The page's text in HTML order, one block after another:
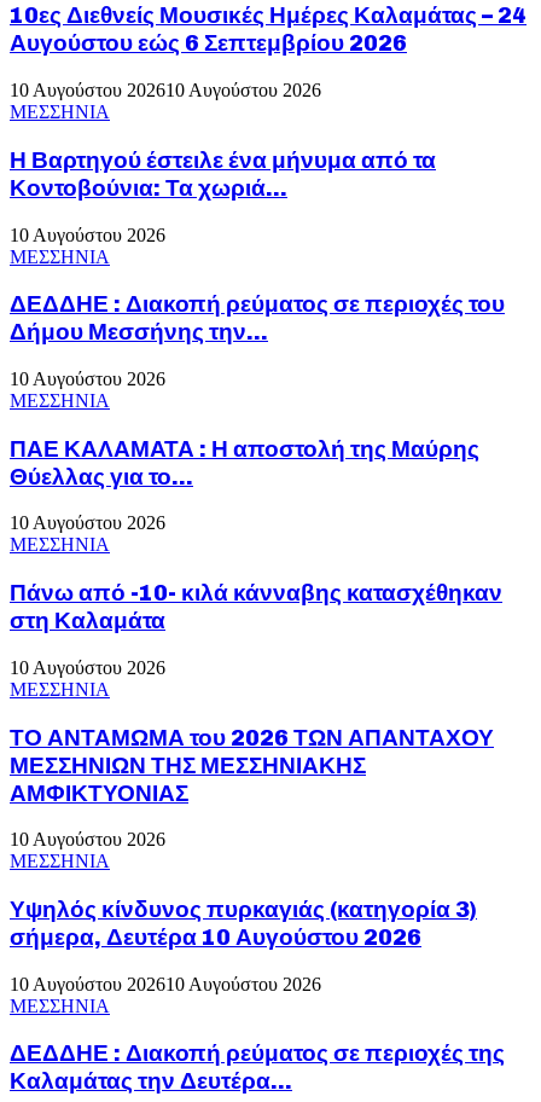
10ες Διεθνείς Μουσικές Ημέρες Καλαμάτας – 24
Αυγούστου εώς 6 Σεπτεμβρίου 2026
10 Αυγούστου 202610 Αυγούστου 2026
ΜΕΣΣΗΝΙΑ
Η Βαρτηγού έστειλε ένα μήνυμα από τα
Κοντοβούνια: Τα χωριά...
10 Αυγούστου 2026
ΜΕΣΣΗΝΙΑ
ΔΕΔΔΗΕ : Διακοπή ρεύματος σε περιοχές του
Δήμου Μεσσήνης την...
10 Αυγούστου 2026
ΜΕΣΣΗΝΙΑ
ΠΑΕ ΚΑΛΑΜΑΤΑ : Η αποστολή της Μαύρης
Θύελλας για το...
10 Αυγούστου 2026
ΜΕΣΣΗΝΙΑ
Πάνω από -10- κιλά κάνναβης κατασχέθηκαν
στη Καλαμάτα
10 Αυγούστου 2026
ΜΕΣΣΗΝΙΑ
ΤΟ ΑΝΤΑΜΩΜΑ του 2026 ΤΩΝ ΑΠΑΝΤΑΧΟΥ
ΜΕΣΣΗΝΙΩΝ ΤΗΣ ΜΕΣΣΗΝΙΑΚΗΣ
ΑΜΦΙΚΤΥΟΝΙΑΣ
10 Αυγούστου 2026
ΜΕΣΣΗΝΙΑ
Υψηλός κίνδυνος πυρκαγιάς (κατηγορία 3)
σήμερα, Δευτέρα 10 Αυγούστου 2026
10 Αυγούστου 202610 Αυγούστου 2026
ΜΕΣΣΗΝΙΑ
ΔΕΔΔΗΕ : Διακοπή ρεύματος σε περιοχές της
Καλαμάτας την Δευτέρα...